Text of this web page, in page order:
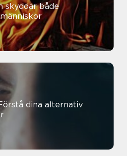
skyddar både
dina alternativ